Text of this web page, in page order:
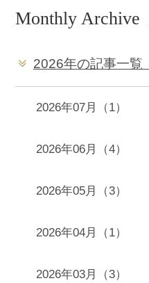
Monthly Archive
2026年の記事一覧
2026年07月（1）
2026年06月（4）
2026年05月（3）
2026年04月（1）
2026年03月（3）